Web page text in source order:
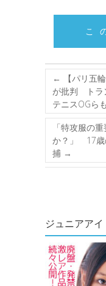
こ
←
【パリ五
が批判 トラ
テニスOGら
「特攻服の
か？」 17歳
捕 →
ジュニアア